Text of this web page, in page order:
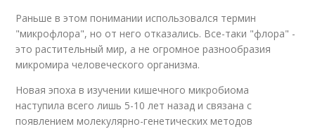
Раньше в этом понимании использовался термин
"микрофлора", но от него отказались. Все-таки "флора" -
это растительный мир, а не огромное разнообразия
микромира человеческого организма.
Новая эпоха в изучении кишечного микробиома
наступила всего лишь 5-10 лет назад и связана с
появлением молекулярно-генетических методов